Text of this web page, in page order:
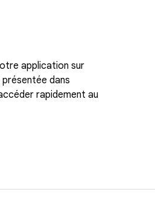
application sur
dans
rapidement au